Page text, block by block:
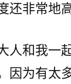
还非常地高
人和我一
因为有太